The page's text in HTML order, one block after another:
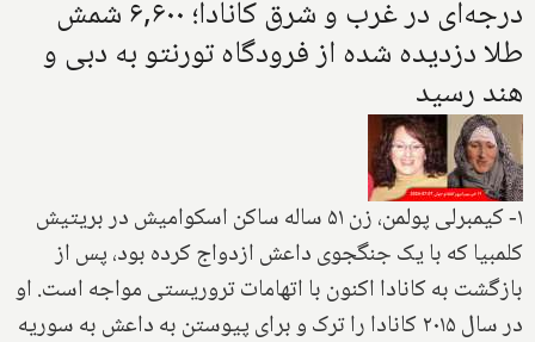
درجه‌ای در غرب و شرق کانادا؛ ۶,۶۰۰ شمش
طلا دزدیده شده از فرودگاه تورنتو به دبی و
هند رسید
۱- کیمبرلی پولمن، زن ۵۱ ساله ساکن اسکوامیش در بریتیش
کلمبیا که با یک جنگجوی داعش ازدواج کرده بود، پس از
بازگشت به کانادا اکنون با اتهامات تروریستی مواجه است. او
در سال ۲۰۱۵ کانادا را ترک و برای پیوستن به داعش به سوریه